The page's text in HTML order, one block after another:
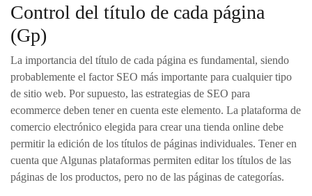
Control del título de cada página
(Gp)
La importancia del título de cada página es fundamental, siendo
probablemente el factor SEO más importante para cualquier tipo
de sitio web. Por supuesto, las estrategias de SEO para
ecommerce deben tener en cuenta este elemento. La plataforma de
comercio electrónico elegida para crear una tienda online debe
permitir la edición de los títulos de páginas individuales. Tener en
cuenta que Algunas plataformas permiten editar los títulos de las
páginas de los productos, pero no de las páginas de categorías.